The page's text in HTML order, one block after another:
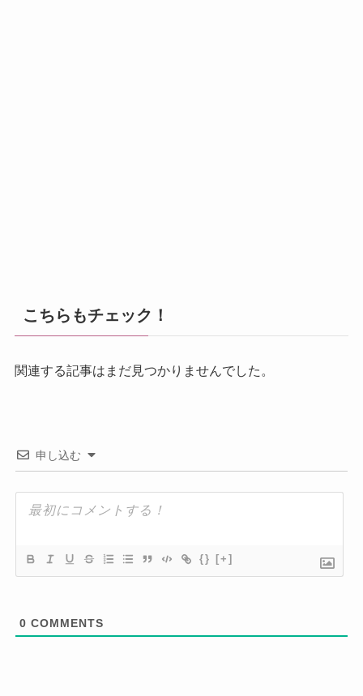
こちらもチェック！
関連する記事はまだ見つかりませんでした。
申し込む
{} [+]
0 COMMENTS